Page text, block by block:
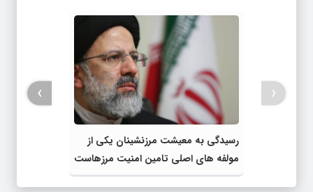
رسیدگی به معیشت مرزنشینان یکی از
مولفه ‎های اصلی تامین امنیت مرزهاست
‹
›